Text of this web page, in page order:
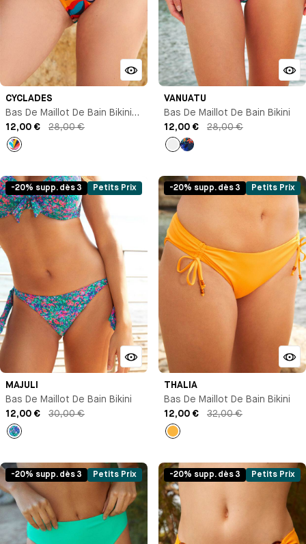
CYCLADES
Bas De Maillot De Bain Bikini
Brésilien
12,00 € 28,00 €
VANUATU
Bas De Maillot De Bain Bikini
12,00 €
28,00 €
-20% supp. dès 3 Petits Prix
MAJULI
Bas De Maillot De Bain Bikini
12,00 €
30,00 €
Imprimé
-20% supp. dès 3 Petits Prix
THALIA
Bas De Maillot De Bain Bikini
12,00 €
32,00 €
Jaune
-20% supp. dès 3 Petits Prix -20% supp. dès 3 Petits Prix